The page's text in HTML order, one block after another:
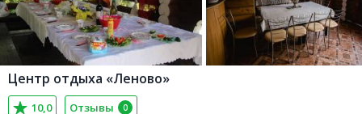
Центр отдыха «Леново»
10,0 Отзывы 0